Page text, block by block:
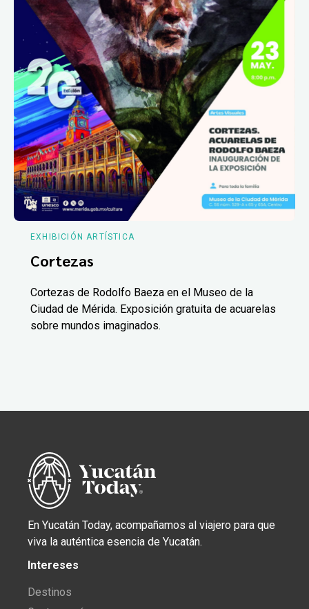
EXHIBICIÓN ARTÍSTICA
Cortezas
Cortezas de Rodolfo Baeza en el Museo de la
Ciudad de Mérida. Exposición gratuita de acuarelas
sobre mundos imaginados.
En Yucatán Today, acompañamos al viajero para que
viva la auténtica esencia de Yucatán.
Intereses
Destinos